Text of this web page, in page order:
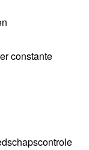
constante